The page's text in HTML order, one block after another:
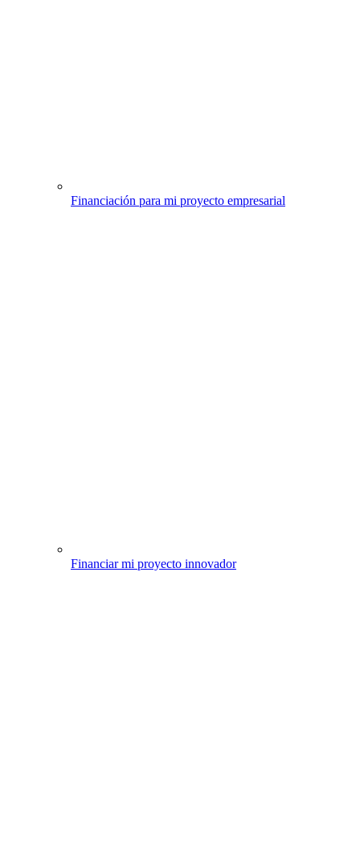
Financiación para mi proyecto empresarial
Financiar mi proyecto innovador